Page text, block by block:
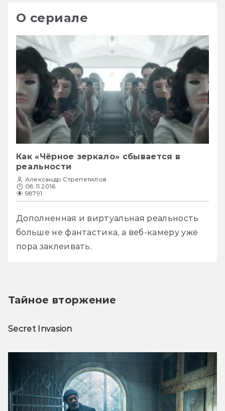
О сериале
Как «Чёрное зеркало» сбывается в
реальности
Александр Стрепетилов
08.11.2016
98791
Дополненная и виртуальная реальность
больше не фантастика, а веб-камеру уже
пора заклеивать.
Тайное вторжение
Secret Invasion